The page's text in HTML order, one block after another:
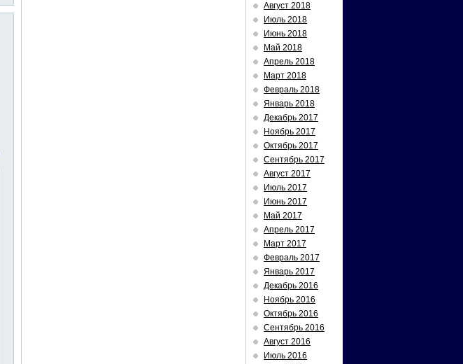
Август 2018
Июль 2018
Июнь 2018
Май 2018
Апрель 2018
Март 2018
Февраль 2018
Январь 2018
Декабрь 2017
Ноябрь 2017
Октябрь 2017
Сентябрь 2017
Август 2017
Июль 2017
Июнь 2017
Май 2017
Апрель 2017
Март 2017
Февраль 2017
Январь 2017
Декабрь 2016
Ноябрь 2016
Октябрь 2016
Сентябрь 2016
Август 2016
Июль 2016